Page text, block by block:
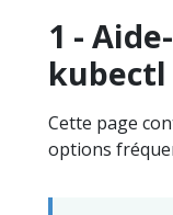
1 -
kubectl
Cette page
options